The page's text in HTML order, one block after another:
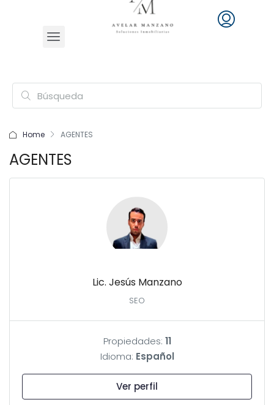
Home AGENTES
AGENTES
Lic. Jesús Manzano
SEO
Propiedades: 11
Idioma: Español
Ver perfil